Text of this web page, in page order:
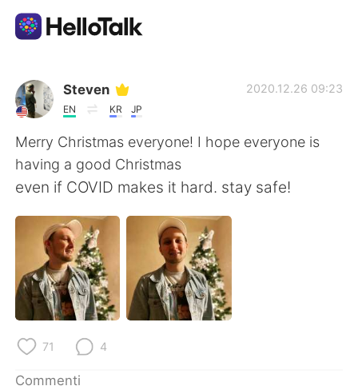
App di scambio linguistico
AI Grammar Checker
Italiano
English 简体中文
繁體中文 Español
العربية Français
Steven
EN KR JP
2020.12.26 09:23
Merry Christmas everyone! I hope everyone is
having a good Christmas
even if COVID makes it hard. stay safe!
71 4
Commenti